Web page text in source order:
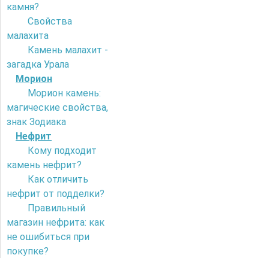
камня?
Свойства
малахита
Камень малахит -
загадка Урала
Морион
Морион камень:
магические свойства,
знак Зодиака
Нефрит
Кому подходит
камень нефрит?
Как отличить
нефрит от подделки?
Правильный
магазин нефрита: как
не ошибиться при
покупке?